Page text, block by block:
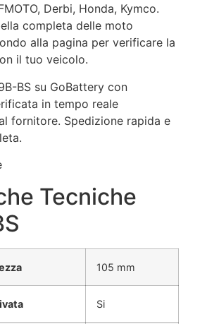
Derbi, Honda, Kymco.
completa delle moto
alla pagina per verificare la
il tuo veicolo.
BS su GoBattery con
in tempo reale
fornitore. Spedizione rapida e
Tecniche
105 mm
Si